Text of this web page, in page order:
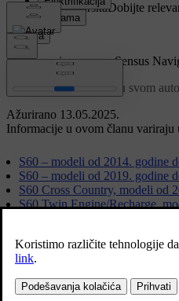
Prilagođena podrškaDobijte
Prijava
Ažurirano 13.05.2025.
Preuzimanje mape za Sensus
Možete ažurirati mape u svom
Informacije u ovom članu variraju
S60 – modeli od 2014. godine
S60 – modeli od 2019. godine
S60 Cross Country, modeli od
S60 Twin Engine/Recharge,
S90 Twin Engine/Recharge,
V40, V40 Cross Country –
V60 Cross Country – modeli